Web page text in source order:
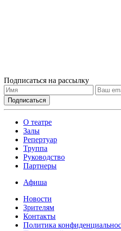
Подписаться на рассылку
О театре
Залы
Репертуар
Труппа
Руководство
Партнеры
Афиша
Новости
Зрителям
Контакты
Политика